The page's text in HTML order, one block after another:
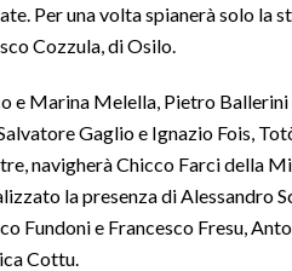
Per una volta spianerà solo la
Cozzula, di Osilo.
Marina Melella, Pietro Ballerini
Gaglio e Ignazio Fois,
navigherà Chicco Farci della
la presenza di Alessandro
Fundoni e Francesco Fresu,
Cottu.